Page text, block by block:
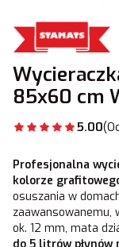
85x60 cm
5.00
Profesjonalna
kolorze
osuszania w
zaawansowanemu,
ok. 12 mm, mata